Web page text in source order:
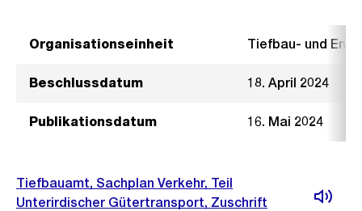
Organisationseinheit Tiefbau- und
Beschlussdatum 18. April 2024
Publikationsdatum 16. Mai 2024
Tiefbauamt, Sachplan Verkehr, Teil
Unterirdischer Gütertransport, Zuschrift